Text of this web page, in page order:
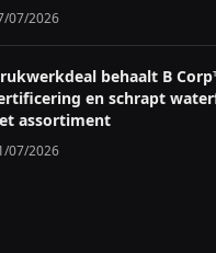
07/2026
behaalt B
en schrapt
assortiment
07/2026